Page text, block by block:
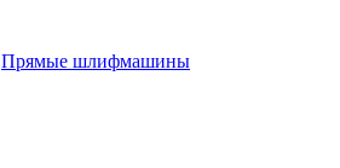
Прямые шлифмашины